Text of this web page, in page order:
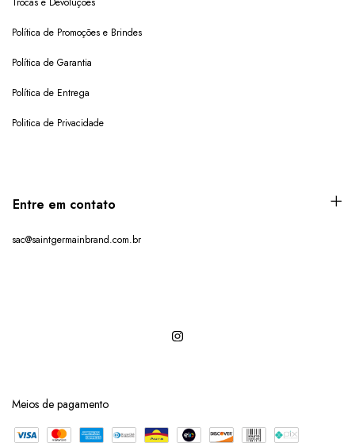
Política de Promoções e Brindes
Política de Garantia
Política de Entrega
Politica de Privacidade
Entre em contato
sac@saintgermainbrand.com.br
Meios de pagamento